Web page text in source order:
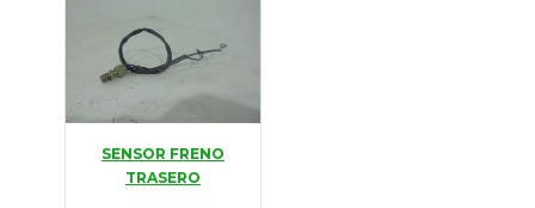
Nuevos
Motores
Usados
Tasaciones
SENSOR FRENO
TRASERO